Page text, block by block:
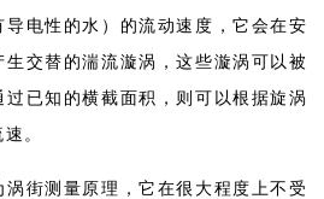
电性的水）的流动速度，它会在安
交替的湍流漩涡，这些漩涡可以被
已知的横截面积，则可以根据旋涡
。
街测量原理，它在很大程度上不受